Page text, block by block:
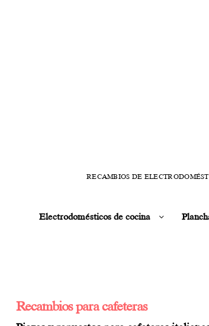
RECAMBIOS DE
Electrodomésticos de cocina
Recambios para cafeteras